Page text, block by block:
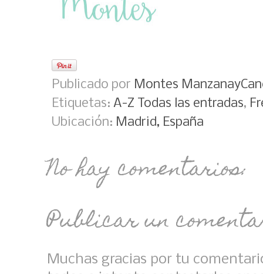
Publicado por Montes
Etiquetas: A-Z Todas las entradas,
Ubicación: Madrid, España
No hay comentarios:
Publicar un
Muchas gracias por tu